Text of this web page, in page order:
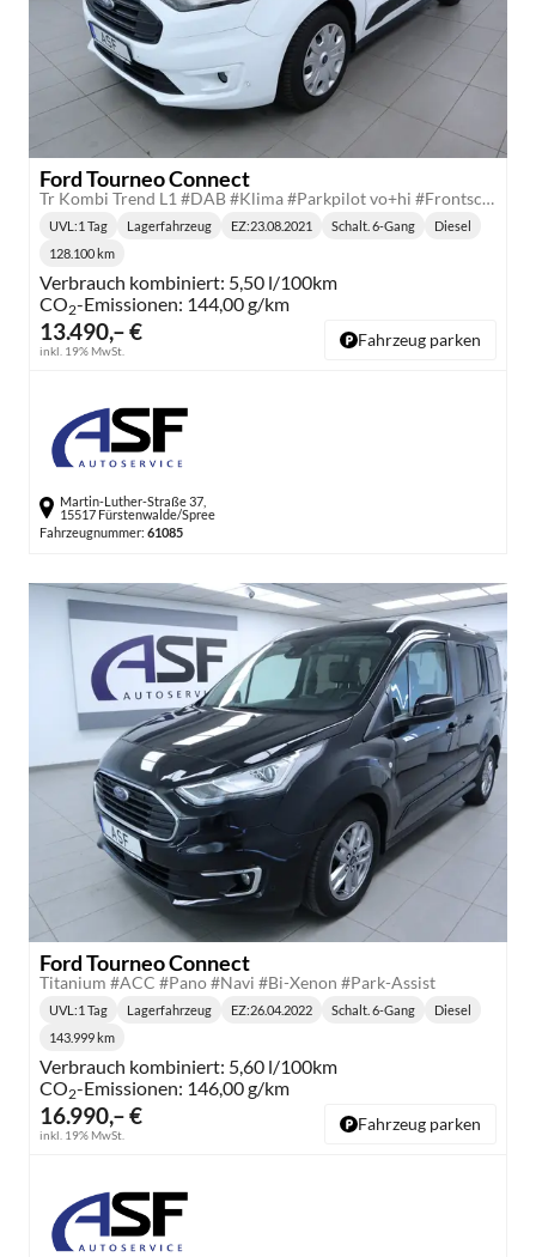
Ford Tourneo Connect
Tr Kombi Trend L1 #DAB #Klima #Parkpilot vo+hi #Frontscheibe heizbar
13.490,– €
inkl. 19% MwSt.
Lieferzeit:
UVL :1 Tag Lagerfahrzeug EZ:23.08.2021
Getriebe:
Schalt. 6-Gang
Kraftstoff:
Diesel
Kilometerstand:
128.100 km
Verbrauch kombiniert: 5,50 l/100km
CO2-Emissionen: 144,00 g/km
Fahrzeug parken
Martin-Luther-Straße 37,
15517 Fürstenwalde/Spree
Fahrzeugnummer: 61085
Ford Tourneo Connect
Titanium #ACC #Pano #Navi #Bi-Xenon #Park-Assist
16.990,– €
inkl. 19% MwSt.
Lieferzeit:
UVL :1 Tag Lagerfahrzeug EZ:26.04.2022
Getriebe:
Schalt. 6-Gang
Kraftstoff:
Diesel
Kilometerstand:
143.999 km
Verbrauch kombiniert: 5,60 l/100km
CO2-Emissionen: 146,00 g/km
Fahrzeug parken